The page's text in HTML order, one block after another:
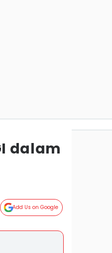
dalam
Add Us on Google